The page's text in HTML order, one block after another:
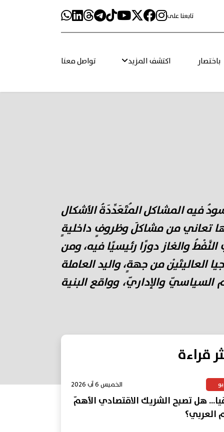
تابعنا على
باختصار اكتشف المزيد تواصل معنا
فيه المشاكل المُتَعَدِّدَةُ الأشكال
تعاني من مشاكلَ وظروفٍ داخليةٍ
والغاز دورًا رئيسيًا فيه، ومن
العاليتَيْن من جهةٍ، واليد العاملة
والإداريّ، وواقع البنية
قراءة
الخميس 6 آب 2026
هل تصبح الشريك الاقتصادي الأهمّ
العربي؟